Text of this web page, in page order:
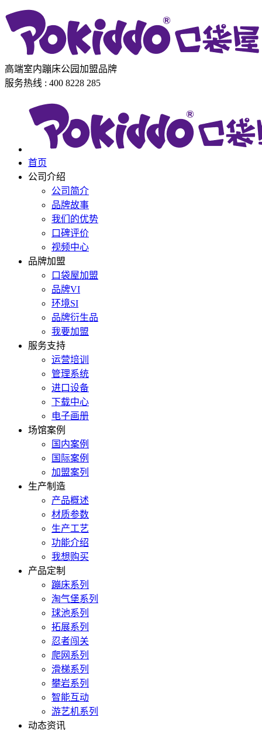
高端室内蹦床公园加盟品牌
服务热线 : 400 8228 285
首页
公司介绍
公司简介
品牌故事
我们的优势
口碑评价
视频中心
品牌加盟
口袋屋加盟
品牌VI
环境SI
品牌衍生品
我要加盟
服务支持
运营培训
管理系统
进口设备
下载中心
电子画册
场馆案例
国内案例
国际案例
加盟案列
生产制造
产品概述
材质参数
生产工艺
功能介绍
我想购买
产品定制
蹦床系列
淘气堡系列
球池系列
拓展系列
忍者闯关
爬网系列
滑梯系列
攀岩系列
智能互动
游艺机系列
动态资讯